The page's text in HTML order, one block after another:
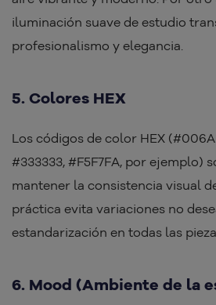
iluminación suave de estudio
profesionalismo y elegancia.
5. Colores HEX
Los códigos de color HEX
#333333, #F5F7FA, por ejemplo)
mantener la consistencia visual
práctica evita variaciones no
estandarización en todas las
6. Mood (Ambiente de la